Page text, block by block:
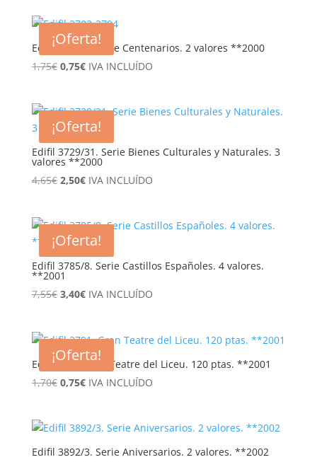
era:
0,60€.
es:
0,25€.
¡Oferta!
Edifil 3703/4. Serie Centenarios. 2 valores **2000
1,75€ El
era:
1,75€.
0,75€El
es:
0,75€.
IVA INCLUÍDO
¡Oferta!
Edifil 3729/31. Serie Bienes Culturales y Naturales. 3
valores **2000
4,65€ El
era:
4,65€.
2,50€El
es:
2,50€.
IVA INCLUÍDO
¡Oferta!
Edifil 3785/8. Serie Castillos Españoles. 4 valores.
**2001
7,55€ El
era:
7,55€.
3,40€El
es:
3,40€.
IVA INCLUÍDO
¡Oferta!
Edifil 3791 Gran Teatre del Liceu. 120 ptas. **2001
1,70€ El
era:
1,70€.
0,75€El
es:
0,75€.
IVA INCLUÍDO
Edifil 3892/3. Serie Aniversarios. 2 valores. **2002